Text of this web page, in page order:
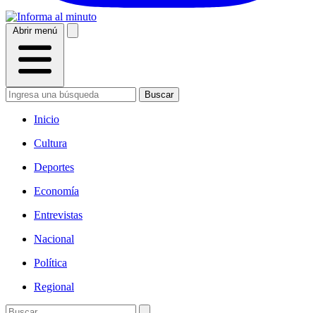
Abrir menú
Buscar
Inicio
Cultura
Deportes
Economía
Entrevistas
Nacional
Política
Regional